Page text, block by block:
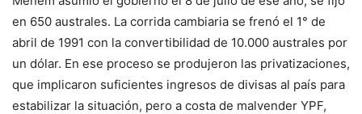
en 650 australes. La corrida cambiaria se frenó el 1° de
abril de 1991 con la convertibilidad de 10.000 australes por
un dólar. En ese proceso se produjeron las privatizaciones,
que implicaron suficientes ingresos de divisas al país para
estabilizar la situación, pero a costa de malvender YPF,